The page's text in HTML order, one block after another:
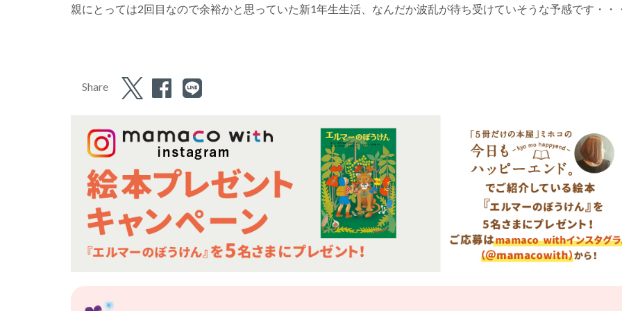
親にとっては2回目なので余裕かと思っていた新1年生生活、なんだか波乱が待ち受けていそうな予感です・・
Share